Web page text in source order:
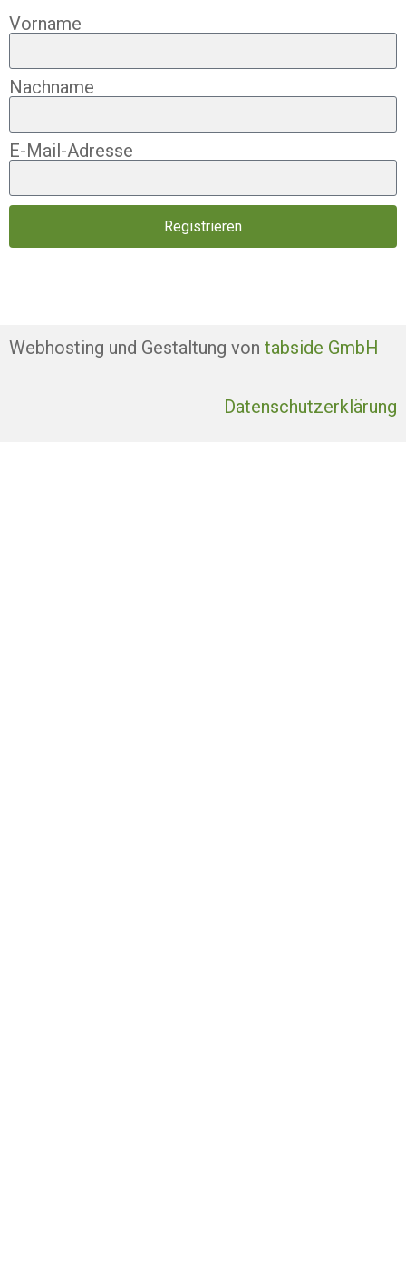
Vorname
Nachname
E-Mail-Adresse
Registrieren
Webhosting und Gestaltung von tabside GmbH
Datenschutzerklärung